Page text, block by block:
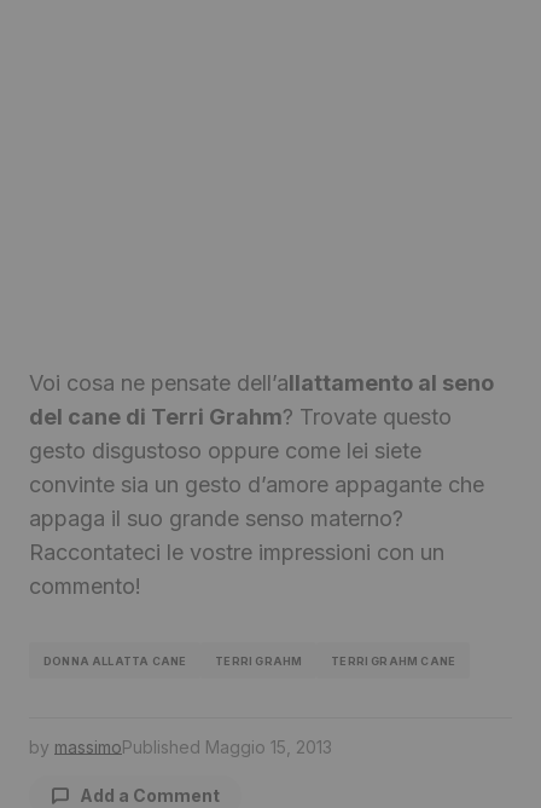
Voi cosa ne pensate dell’allattamento al seno
del cane di Terri Grahm? Trovate questo
gesto disgustoso oppure come lei siete
convinte sia un gesto d’amore appagante che
appaga il suo grande senso materno?
Raccontateci le vostre impressioni con un
commento!
DONNA ALLATTA CANE TERRI GRAHM TERRI GRAHM CANE
by massimoPublished Maggio 15, 2013
Add a Comment